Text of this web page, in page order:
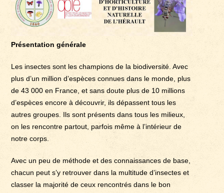
Présentation générale
Les insectes sont les champions de la biodiversité. Avec
plus d’un million d’espèces connues dans le monde, plus
de 43 000 en France, et sans doute plus de 10 millions
d’espèces encore à découvrir, ils dépassent tous les
autres groupes. Ils sont présents dans tous les milieux,
on les rencontre partout, parfois même à l’intérieur de
notre corps.
Avec un peu de méthode et des connaissances de base,
chacun peut s’y retrouver dans la multitude d’insectes et
classer la majorité de ceux rencontrés dans le bon